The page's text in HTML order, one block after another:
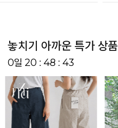
놓치기 아까운 특가 상품
0일 20 : 48 : 38